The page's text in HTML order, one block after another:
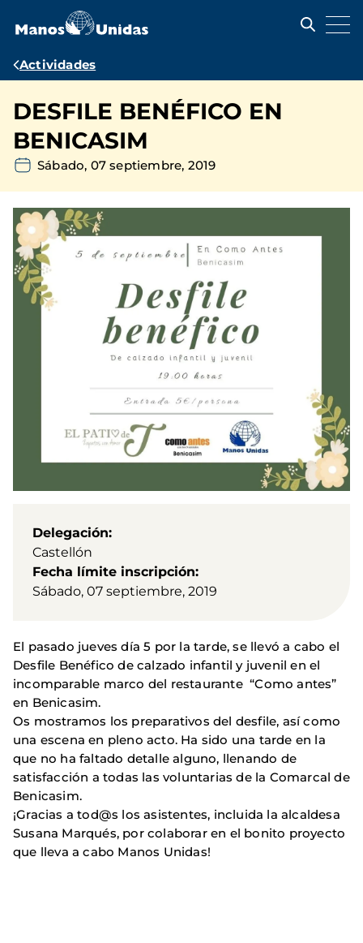
contenido
Ruta
navegación
Actividades
DESFILE BENÉFICO EN
BENICASIM
Sábado, 07 septiembre, 2019
Delegación
Castellón
Fecha límite inscripción
Sábado, 07 septiembre, 2019
El pasado jueves día 5 por la tarde, se llevó a cabo el
Desfile Benéfico de calzado infantil y juvenil en el
incomparable marco del restaurante “Como antes”
en Benicasim.
Os mostramos los preparativos del desfile, así como
una escena en pleno acto. Ha sido una tarde en la
que no ha faltado detalle alguno, llenando de
satisfacción a todas las voluntarias de la Comarcal de
Benicasim.
¡Gracias a tod@s los asistentes, incluida la alcaldesa
Susana Marqués, por colaborar en el bonito proyecto
que lleva a cabo Manos Unidas!